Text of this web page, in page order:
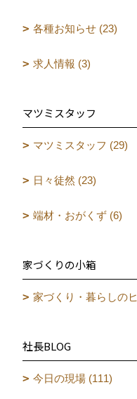
各種お知らせ (23)
求人情報 (3)
マツミスタッフ
マツミスタッフ (29)
日々徒然 (23)
端材・おがくず (6)
家づくりの小箱
家づくり・暮らしの
社長BLOG
今日の現場 (111)